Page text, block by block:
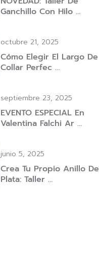
Ganchillo Con Hilo …
octubre 21, 2025
Cómo Elegir El Largo De
Collar Perfec …
septiembre 23, 2025
EVENTO ESPECIAL En
Valentina Falchi Ar …
junio 5, 2025
Crea Tu Propio Anillo De
Plata: Taller …